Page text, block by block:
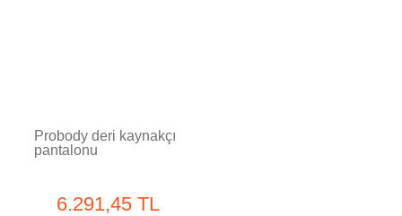
Probody deri kaynakçı
pantalonu
6.291,45 TL